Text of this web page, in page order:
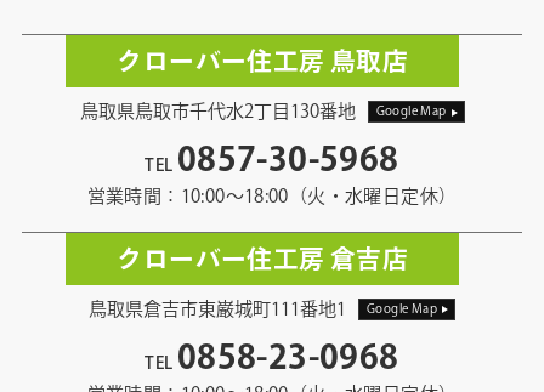
クローバー住工房 鳥取店
鳥取県鳥取市千代水2丁目130番地 Google Map
TEL 0857-30-5968
営業時間：10:00〜18:00（火・水曜日定休）
クローバー住工房 倉吉店
鳥取県倉吉市東巌城町111番地1 Google Map
TEL 0858-23-0968